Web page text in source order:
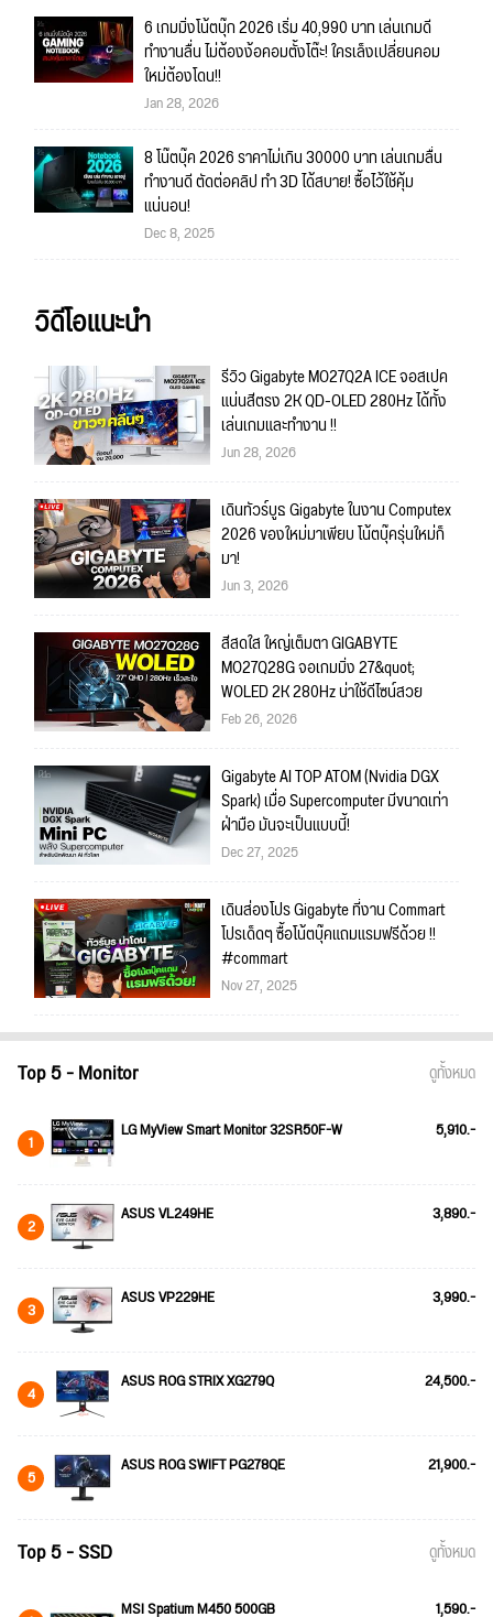
6 เกมมิ่งโน้ตบุ๊ก 2026 เริ่ม 40,990 บาท เล่นเกมดี
ทำงานลื่น ไม่ต้องง้อคอมตั้งโต๊ะ! ใครเล็งเปลี่ยนคอม
ใหม่ต้องโดน!!
Jan 28, 2026
8 โน๊ตบุ๊ค 2026 ราคาไม่เกิน 30000 บาท เล่นเกมลื่น
ทำงานดี ตัดต่อคลิป ทำ 3D ได้สบาย! ซื้อไว้ใช้คุ้ม
แน่นอน!
Dec 8, 2025
วิดีโอแนะนำ
รีวิว Gigabyte MO27Q2A ICE จอสเปค
แน่นสีตรง 2K QD-OLED 280Hz ได้ทั้ง
เล่นเกมและทำงาน !!
Jun 28, 2026
เดินทัวร์บูธ Gigabyte ในงาน Computex
2026 ของใหม่มาเพียบ โน้ตบุ๊ครุ่นใหม่ก็
มา!
Jun 3, 2026
สีสดใส ใหญ่เต็มตา GIGABYTE
MO27Q28G จอเกมมิ่ง 27&quot;
WOLED 2K 280Hz น่าใช้ดีไซน์สวย
Feb 26, 2026
Gigabyte AI TOP ATOM (Nvidia DGX
Spark) เมื่อ Supercomputer มีขนาดเท่า
ฝ่ามือ มันจะเป็นแบบนี้!
Dec 27, 2025
เดินส่องโปร Gigabyte ที่งาน Commart
โปรเด็ดๆ ซื้อโน้ตบุ๊คแถมแรมฟรีด้วย !!
#commart
Nov 27, 2025
Top 5 - Monitor ดูทั้งหมด
1 LG MyView Smart Monitor 32SR50F-W 5,910.-
2 ASUS VL249HE 3,890.-
3 ASUS VP229HE 3,990.-
4 ASUS ROG STRIX XG279Q 24,500.-
5 ASUS ROG SWIFT PG278QE 21,900.-
Top 5 - SSD ดูทั้งหมด
MSI Spatium M450 500GB 1,590.-